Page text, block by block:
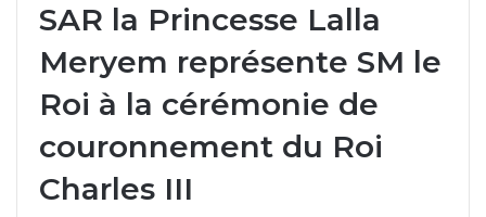
SAR la Princesse Lalla
Meryem représente SM le
Roi à la cérémonie de
couronnement du Roi
Charles III